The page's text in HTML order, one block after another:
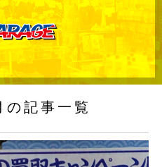
記事一覧